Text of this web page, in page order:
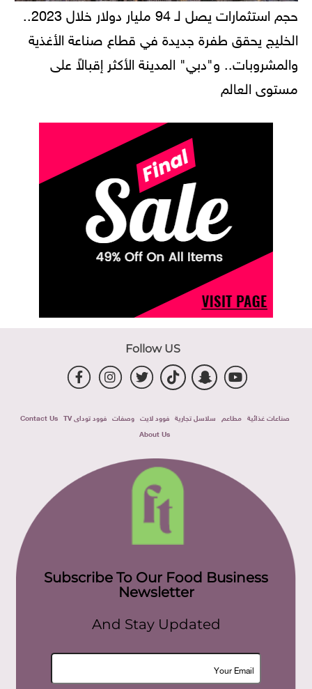
حجم استثمارات يصل لـ 94 مليار دولار خلال 2023..
الخليج يحقق طفرة جديدة في قطاع صناعة الأغذية
والمشروبات.. و"دبي" المدينة الأكثر إقبالاً على
مستوى العالم
Follow US
صناعات غذائية مطاعم سلاسل تجارية فوود لايت وصفات فوود توداى TV
Contact Us
About Us
Subscribe To Our Food Business
Newsletter
And Stay Updated